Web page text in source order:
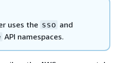
uses the sso and
API namespaces.